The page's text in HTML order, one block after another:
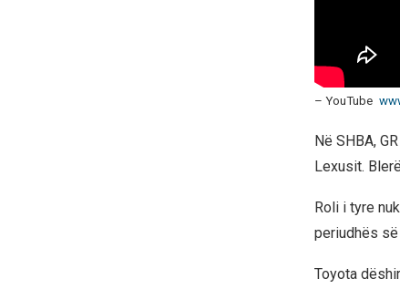
– YouTube
Në SHBA,
Lexusit.
Roli i tyre
periudhës
Toyota